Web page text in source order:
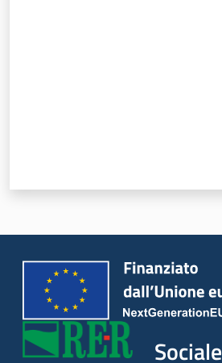
Leggi Atti Bandi
Piani Programmi
Progetti
Sociale